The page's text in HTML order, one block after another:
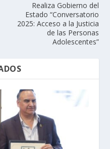
Realiza Gobierno del
Estado “Conversatorio
2025: Acceso a la Justicia
de las Personas
Adolescentes”